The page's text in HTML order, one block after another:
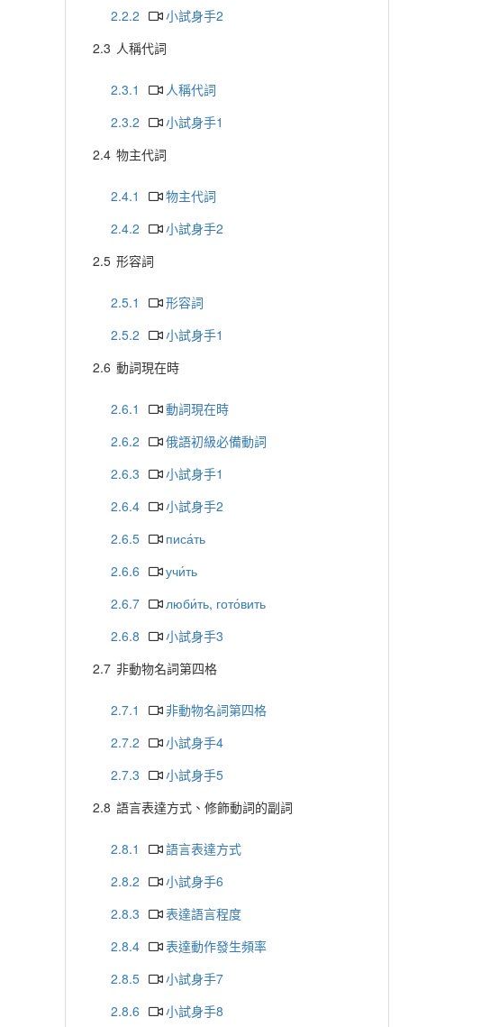
2.2.2
小試身手2
2.3 人稱代詞
2.3.1
人稱代詞
2.3.2
小試身手1
2.4 物主代詞
2.4.1
物主代詞
2.4.2
小試身手2
2.5 形容詞
2.5.1
形容詞
2.5.2
小試身手1
2.6 動詞現在時
2.6.1
動詞現在時
2.6.2
俄語初級必備動詞
2.6.3
小試身手1
2.6.4
小試身手2
2.6.5
писа́ть
2.6.6
учи́ть
2.6.7
люби́ть, гото́вить
2.6.8
小試身手3
2.7 非動物名詞第四格
2.7.1
非動物名詞第四格
2.7.2
小試身手4
2.7.3
小試身手5
2.8 語言表達方式、修飾動詞的副詞
2.8.1
語言表達方式
2.8.2
小試身手6
2.8.3
表達語言程度
2.8.4
表達動作發生頻率
2.8.5
小試身手7
2.8.6
小試身手8